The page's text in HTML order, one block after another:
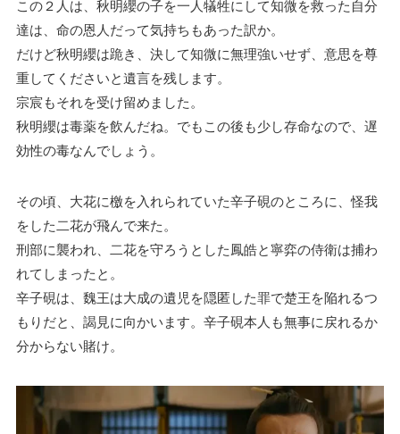
この２人は、秋明纓の子を一人犠牲にして知微を救った自分
達は、命の恩人だって気持ちもあった訳か。
だけど秋明纓は跪き、決して知微に無理強いせず、意思を尊
重してくださいと遺言を残します。
宗宸もそれを受け留めました。
秋明纓は毒薬を飲んだね。でもこの後も少し存命なので、遅
効性の毒なんでしょう。
その頃、大花に檄を入れられていた辛子硯のところに、怪我
をした二花が飛んで来た。
刑部に襲われ、二花を守ろうとした鳳皓と寧弈の侍衛は捕わ
れてしまったと。
辛子硯は、魏王は大成の遺児を隠匿した罪で楚王を陥れるつ
もりだと、謁見に向かいます。辛子硯本人も無事に戻れるか
分からない賭け。